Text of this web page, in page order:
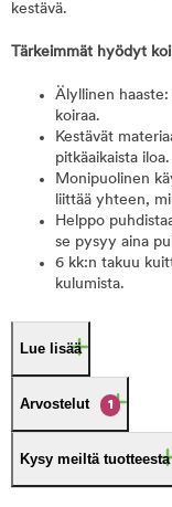
kestävä.
Tärkeimmät hyödyt
Älyllinen
koiraa.
Kestävät
pitkäaikaista iloa.
Monipuolinen
liittää yhteen,
Helppo
se pysyy aina
6 kk:n takuu
kulumista.
Lue lisää
Arvostelut 1
Kysy meiltä tuotteesta